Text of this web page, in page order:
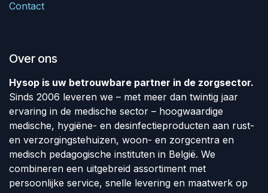
Contact
Over ons
Hysop is uw betrouwbare partner in de zorgsector.
Sinds 2006 leveren we – met meer dan twintig jaar
ervaring in de medische sector – hoogwaardige
medische, hygiëne- en desinfectieproducten aan rust-
en verzorgingstehuizen, woon- en zorgcentra en
medisch pedagogische instituten in België. We
combineren een uitgebreid assortiment met
persoonlijke service, snelle levering en maatwerk op